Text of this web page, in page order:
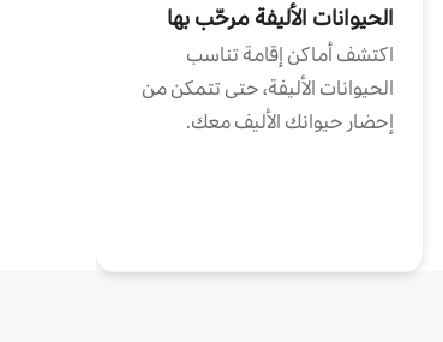
الحيوانات الأليفة مرحّب بها
اكتشف أماكن إقامة تناسب
الحيوانات الأليفة، حتى تتمكن من
إحضار حيوانك الأليف معك.